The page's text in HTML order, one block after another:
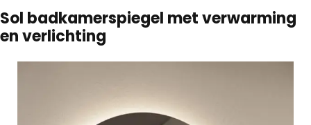
Sol badkamerspiegel met verwarming
en verlichting